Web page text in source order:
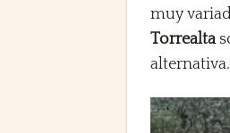
muy
Torrealta
alternativa.